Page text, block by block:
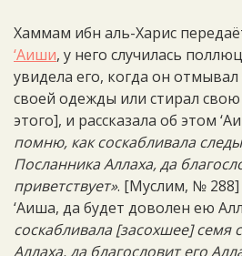
Хаммам ибн аль-Харис
‘Аиши, у него случилась
увидела его, когда он
своей одежды или стирал
этого], и рассказала об этом
помню, как соскабливала
Посланника Аллаха, да
приветствует». [Муслим, № 288]
‘Аиша, да будет доволен ею
соскабливала [засохшее] семя
Аллаха, да благословит его